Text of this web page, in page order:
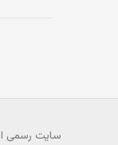
سایت رسمی